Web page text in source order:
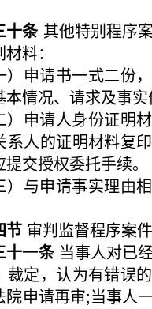
十条其他特别程序
料：
申请书一式二份，
情况、请求及事实
申请人身份证明材
系人的证明材料复
交授权委托手续。
与申请事实理由相
节 审判监督程序案件
十一条当事人对已
裁定，认为有错误
院申请再审;当事人